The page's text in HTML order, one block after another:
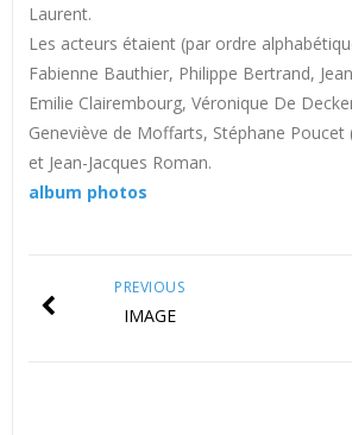
Laurent.
Les acteurs étaient (par ordre
Fabienne Bauthier, Philippe Bertrand,
Emilie Clairembourg, Véronique De
Geneviève de Moffarts, Stéphane
et Jean-Jacques Roman.
album photos
PREVIOUS
IMAGE